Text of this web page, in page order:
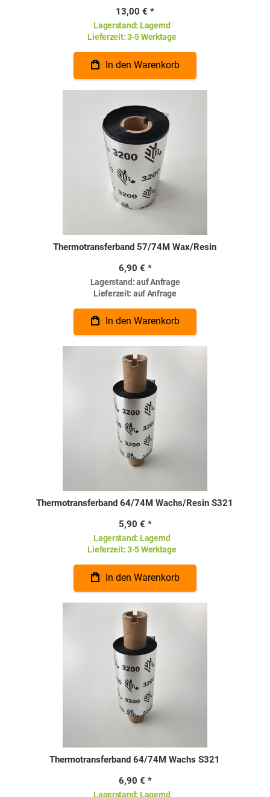
13,00 €
Lagerstand: Lagernd
Lieferzeit:3-5 Werktage
In den Warenkorb
Thermotransferband 57/74M Wax/Resin
6,90 €
Lagerstand: auf Anfrage
Lieferzeit: auf Anfrage
In den Warenkorb
Thermotransferband 64/74M Wachs/Resin S321
5,90 €
Lagerstand: Lagernd
Lieferzeit:3-5 Werktage
In den Warenkorb
Thermotransferband 64/74M Wachs S321
6,90 €
Lagerstand: Lagernd